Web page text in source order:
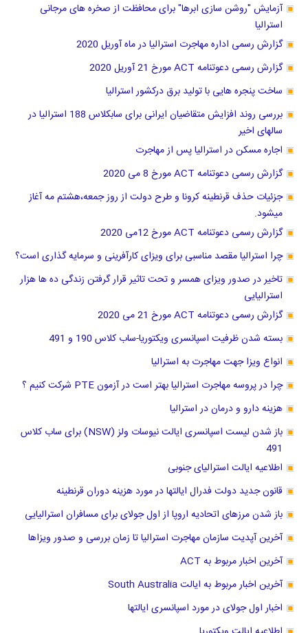
آزمایش "روشن سازی ابرها" برای محافظت از صخره های مرجانی
استرالیا
گزارش رسمی اداره مهاجرت استرالیا در ماه آوریل 2020
گزارش رسمی دعوتنامه ACT مورخ 21 آوریل 2020
ساخت پنجره هایی با تولید برق درکشور استرالیا
بررسی روند افزایش متقاضیان ایرانی برای سابکلاس 188 استرالیا در
سالهای اخیر
اجاره مسکن در استرالیا پس از مهاجرت
گزارش رسمی دعوتنامه ACT مورخ 8 می 2020
جزئیات حذف قرنطینه کرونا و طرح دولت از روز جمعه،هشتم مه آغاز
میشود.
گزارش رسمی دعوتنامه ACT مورخ 12می 2020
چرا استرالیا مقصد مناسبی برای ویزای کارآفرینی و سرمایه گذاری است؟
تاخیر در صدور ویزای همسر و تحت تاثیر قرار گرفتن زندگی ده ها هزار
استرالیایی
گزارش رسمی دعوتنامه ACT مورخ 21 می 2020
بسته شدن ظرفیت اسپانسری ویکتوریا-ساب کلاس 190 و 491
انواع ویزا جهت مهاجرت به استرالیا
چرا در پروسه مهاجرت استرالیا بهتر است در آزمون PTE شرکت کنیم ؟
هزینه دارو و درمان در استرالیا
باز شدن لیست اسپانسری ایالت نیوسات ولز (NSW) برای ساب کلاس
491
اطلاعیه ایالت استرالیای جنوبی
قانون جدید دولت فدرال ایالتها در مورد هزینه دوران قرنطینه
باز شدن مرزهای اتحادیه اروپا از اول جولای برای مسافران استرالیایی
آخرین آپدیت سازمان مهاجرت استرالیا تا زمان بررسی و صدور ویزاها
آخرین اخبار مربوط به ACT
آخرین اخبار مربوط به ایالت South Australia
اخبار اول جولای در مورد اسپانسری ایالتها